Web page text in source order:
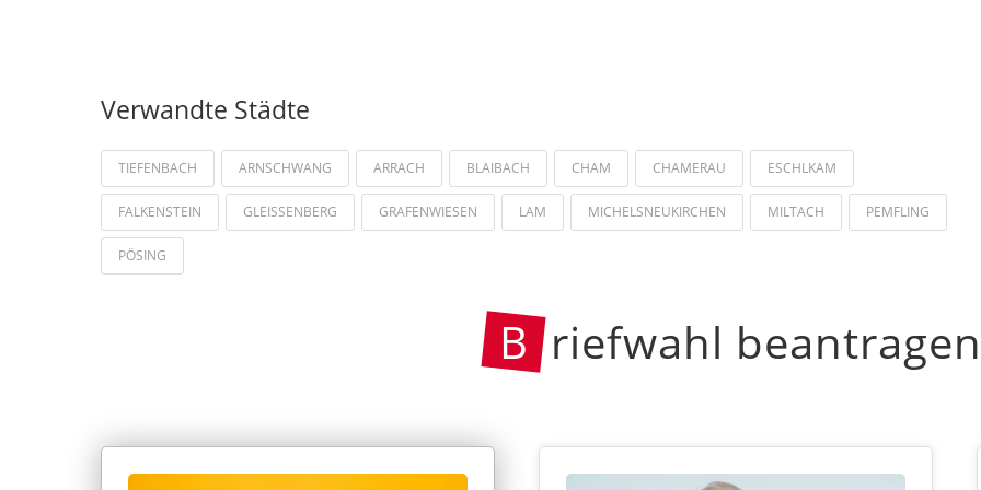
Verwandte Städte
TIEFENBACH ARNSCHWANG ARRACH BLAIBACH CHAM CHAMERAU ESCHLKAM
FALKENSTEIN GLEISSENBERG GRAFENWIESEN LAM MICHELSNEUKIRCHEN MILTACH PEMFLING
PÖSING
B riefwahl beantragen